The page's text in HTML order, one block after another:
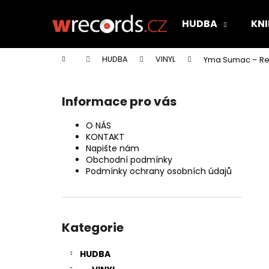
HUDBA
Domů HUDBA VINYL Yma Sumac ‎–
Informace pro vás
O NÁS
KONTAKT
Napište nám
Obchodní podmínky
Podmínky ochrany osobních údajů
kategorie
Kategorie
HUDBA
í
Zpět
do
Zpět
do